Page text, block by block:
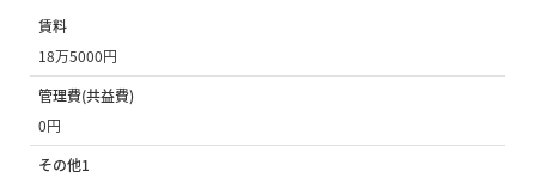
賃料
18万5000円
管理費(共益費)
0円
その他1